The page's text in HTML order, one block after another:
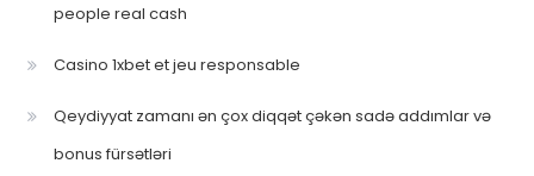
people real cash
Casino 1xbet et jeu responsable
Qeydiyyat zamanı ən çox diqqət çəkən sadə addımlar və
bonus fürsətləri